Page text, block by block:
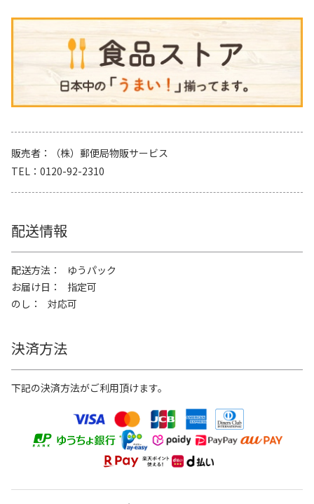
販売者
（株）郵便局物販サービス
TEL
0120-92-2310
配送情報
配送方法
ゆうパック
お届け日
指定可
のし
対応可
決済方法
下記の決済方法がご利用頂けます。